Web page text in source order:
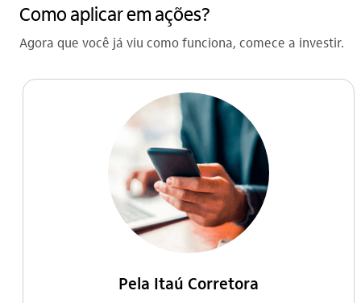
Como aplicar em ações?
Agora que você já viu como funciona, comece a investir.
Pela Itaú Corretora